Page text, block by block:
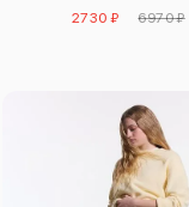
2730 ₽
6970 ₽